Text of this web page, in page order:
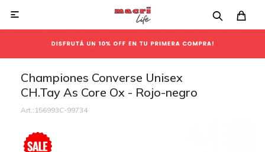

Championes Converse Unisex
CH.Tay As Core Ox - Rojo-negro
156993C-99734